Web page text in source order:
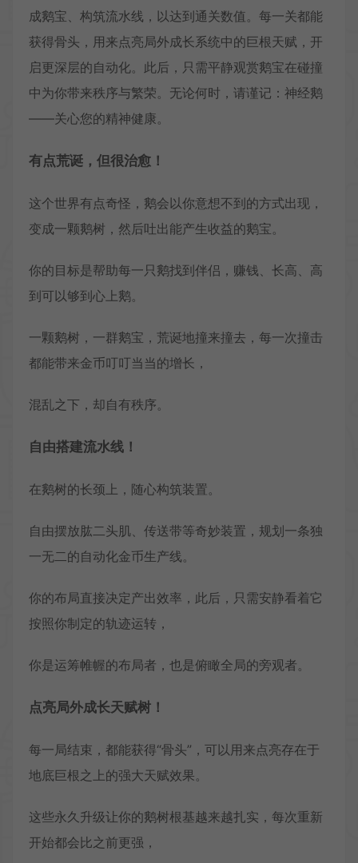
成鹅宝、构筑流水线，以达到通关数值。每一关都能
获得骨头，用来点亮局外成长系统中的巨根天赋，开
启更深层的自动化。此后，只需平静观赏鹅宝在碰撞
中为你带来秩序与繁荣。无论何时，请谨记：神经鹅
——关心您的精神健康。
有点荒诞，但很治愈！
这个世界有点奇怪，鹅会以你意想不到的方式出现，
变成一颗鹅树，然后吐出能产生收益的鹅宝。
你的目标是帮助每一只鹅找到伴侣，赚钱、长高、高
到可以够到心上鹅。
一颗鹅树，一群鹅宝，荒诞地撞来撞去，每一次撞击
都能带来金币叮叮当当的增长，
混乱之下，却自有秩序。
自由搭建流水线！
在鹅树的长颈上，随心构筑装置。
自由摆放肱二头肌、传送带等奇妙装置，规划一条独
一无二的自动化金币生产线。
你的布局直接决定产出效率，此后，只需安静看着它
按照你制定的轨迹运转，
你是运筹帷幄的布局者，也是俯瞰全局的旁观者。
点亮局外成长天赋树！
每一局结束，都能获得“骨头”，可以用来点亮存在于
地底巨根之上的强大天赋效果。
这些永久升级让你的鹅树根基越来越扎实，每次重新
开始都会比之前更强，